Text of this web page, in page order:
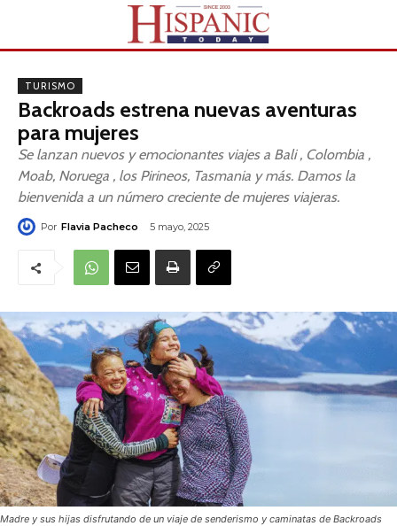
TURISMO
Backroads estrena nuevas aventuras
para mujeres
Se lanzan nuevos y emocionantes viajes a Bali , Colombia ,
Moab, Noruega , los Pirineos, Tasmania y más. Damos la
bienvenida a un número creciente de mujeres viajeras.
Por Flavia Pacheco 5 mayo, 2025
Madre y sus hijas disfrutando de un viaje de senderismo y caminatas de Backroads